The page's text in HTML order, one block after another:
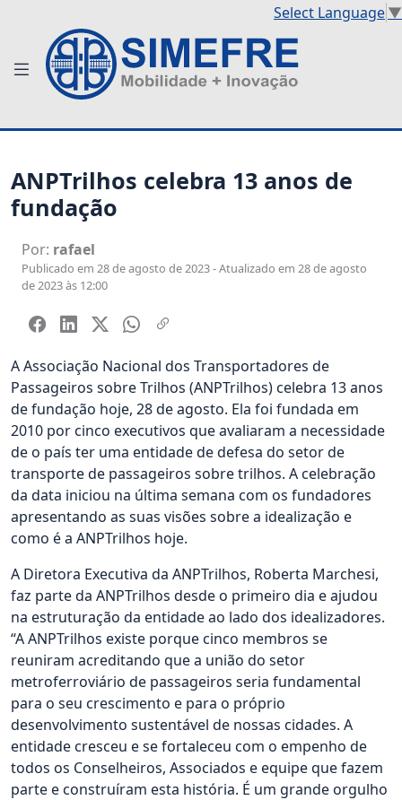
Select Language▼
ANPTrilhos celebra 13 anos de
fundação
Por: rafael
Publicado em 28 de agosto de 2023 - Atualizado em 28 de agosto
de 2023 às 12:00
A Associação Nacional dos Transportadores de
Passageiros sobre Trilhos (ANPTrilhos) celebra 13 anos
de fundação hoje, 28 de agosto. Ela foi fundada em
2010 por cinco executivos que avaliaram a necessidade
de o país ter uma entidade de defesa do setor de
transporte de passageiros sobre trilhos. A celebração
da data iniciou na última semana com os fundadores
apresentando as suas visões sobre a idealização e
como é a ANPTrilhos hoje.
A Diretora Executiva da ANPTrilhos, Roberta Marchesi,
faz parte da ANPTrilhos desde o primeiro dia e ajudou
na estruturação da entidade ao lado dos idealizadores.
“A ANPTrilhos existe porque cinco membros se
reuniram acreditando que a união do setor
metroferroviário de passageiros seria fundamental
para o seu crescimento e para o próprio
desenvolvimento sustentável de nossas cidades. A
entidade cresceu e se fortaleceu com o empenho de
todos os Conselheiros, Associados e equipe que fazem
parte e construíram esta história. É um grande orgulho